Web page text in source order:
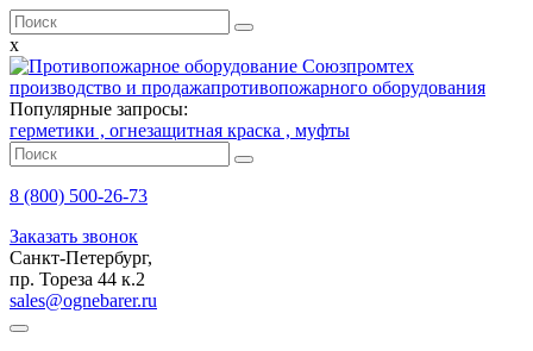
x
производство и продажапротивопожарного оборудования
Популярные запросы:
герметики , огнезащитная краска , муфты
8 (800) 500-26-73
Заказать звонок
Санкт-Петербург,
пр. Тореза 44 к.2
sales@ognebarer.ru